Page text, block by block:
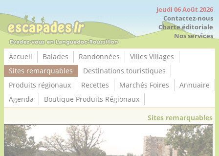
jeudi 06 Août 2026
Contactez-nous
Charte éditoriale
Nos services
Accueil Balades Randonnées
Villes Villages
Sites remarquables
Destinations touristiques
Produits régionaux
Recettes Marchés Foires
Annuaire
Agenda
Boutique Produits Régionaux
Sites remarquables